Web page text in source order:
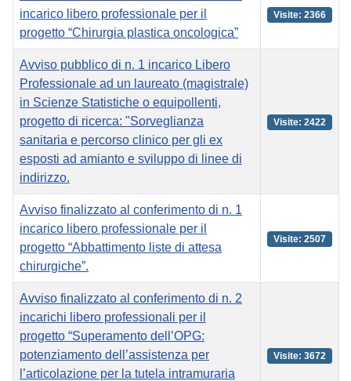
incarico libero professionale per il
progetto “Chirurgia plastica oncologica”
Visite: 2366
Avviso pubblico di n. 1 incarico Libero
Professionale ad un laureato (magistrale)
in Scienze Statistiche o equipollenti,
progetto di ricerca: "Sorveglianza
sanitaria e percorso clinico per gli ex
esposti ad amianto e sviluppo di linee di
indirizzo.
Visite: 2422
Avviso finalizzato al conferimento di n. 1
incarico libero professionale per il
progetto “Abbattimento liste di attesa
chirurgiche”.
Visite: 2507
Avviso finalizzato al conferimento di n. 2
incarichi libero professionali per il
progetto “Superamento dell’OPG:
potenziamento dell’assistenza per
l’articolazione per la tutela intramuraria
Visite: 3672